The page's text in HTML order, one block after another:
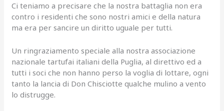
Ci teniamo a precisare che la nostra battaglia non era
contro i residenti che sono nostri amici e della natura
ma era per sancire un diritto uguale per tutti.
Un ringraziamento speciale alla nostra associazione
nazionale tartufai italiani della Puglia, al direttivo ed a
tutti i soci che non hanno perso la voglia di lottare, ogni
tanto la lancia di Don Chisciotte qualche mulino a vento
lo distrugge.